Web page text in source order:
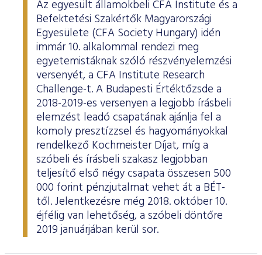
Az egyesült államokbeli CFA Institute és a
Befektetési Szakértők Magyarországi
Egyesülete (CFA Society Hungary) idén
immár 10. alkalommal rendezi meg
egyetemistáknak szóló részvényelemzési
versenyét, a CFA Institute Research
Challenge-t. A Budapesti Értéktőzsde a
2018-2019-es versenyen a legjobb írásbeli
elemzést leadó csapatának ajánlja fel a
komoly presztízzsel és hagyományokkal
rendelkező Kochmeister Díjat, míg a
szóbeli és írásbeli szakasz legjobban
teljesítő első négy csapata összesen 500
000 forint pénzjutalmat vehet át a BÉT-
től. Jelentkezésre még 2018. október 10.
éjfélig van lehetőség, a szóbeli döntőre
2019 januárjában kerül sor.